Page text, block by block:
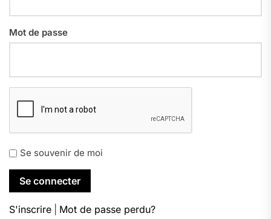
Mot de passe
Se souvenir de moi
S'inscrire Mot de passe perdu?